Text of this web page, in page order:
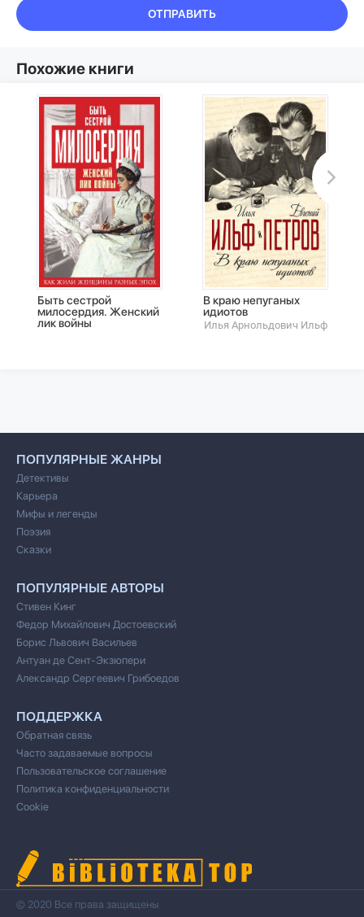
ОТПРАВИТЬ
Похожие книги
Быть сестрой
милосердия. Женский
лик войны
В краю непуганых
идиотов
Илья Арнольдович Ильф
ПОПУЛЯРНЫЕ ЖАНРЫ
Детективы
Карьера
Мифы и легенды
Поэзия
Сказки
ПОПУЛЯРНЫЕ АВТОРЫ
Стивен Кинг
Федор Михайлович Достоевский
Борис Львович Васильев
Антуан де Сент-Экзюпери
Александр Сергеевич Грибоедов
ПОДДЕРЖКА
Обратная связь
Часто задаваемые вопросы
Пользовательское соглашение
Политика конфиденциальности
Cookie
© 2020 Все права защищены